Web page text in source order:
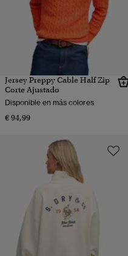
Jersey Preppy Cable Half Zip
Corte Ajustado
Disponible en más colores
€ 94,99